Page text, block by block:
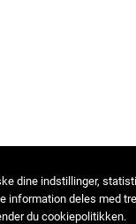
dine indstillinger,
information deles med
du cookiepolitikken.